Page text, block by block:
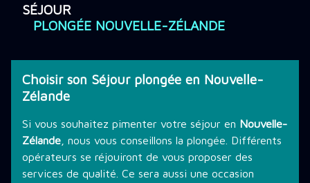
DÉCOUVRIR LA PLONGÉE
SÉJOUR
PLONGÉE NOUVELLE-ZÉLANDE
Choisir son Séjour plongée en Nouvelle-
Zélande
Si vous souhaitez pimenter votre séjour en Nouvelle-
Zélande , nous vous conseillons la plongée. Différents
opérateurs se réjouiront de vous proposer des
services de qualité. Ce sera aussi une occasion